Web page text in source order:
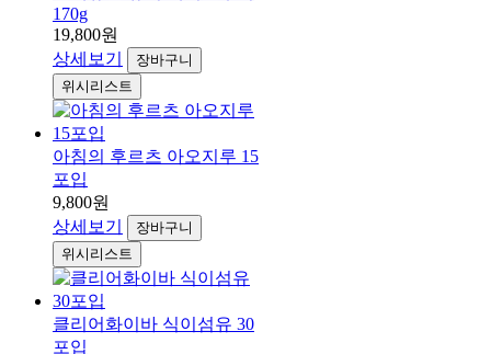
170g
19,800원
상세보기
장바구니
위시리스트
아침의 후르츠 아오지루 15
포입
9,800원
상세보기
장바구니
위시리스트
클리어화이바 식이섬유 30
포입